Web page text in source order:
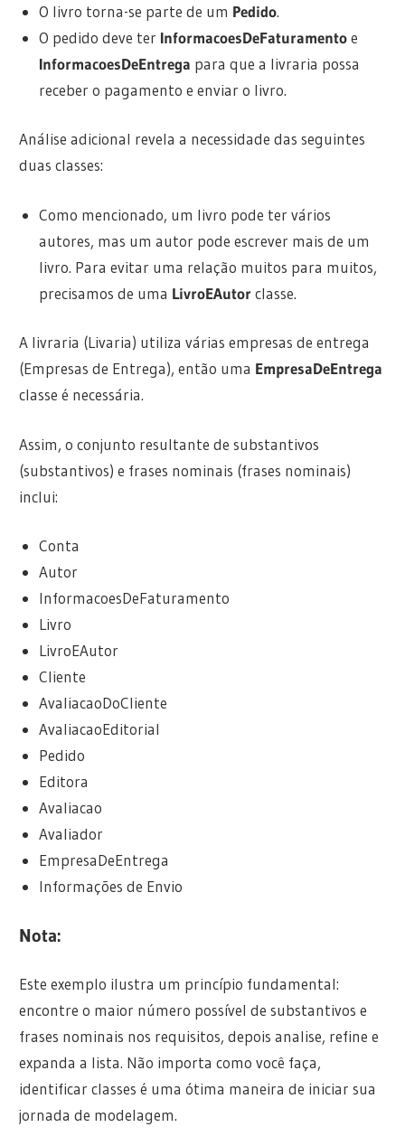
O livro torna-se parte de um Pedido.
O pedido deve ter InformacoesDeFaturamentoe
InformacoesDeEntrega para que a livraria possa
receber o pagamento e enviar o livro.
Análise adicional revela a necessidade das seguintes
duas classes:
Como mencionado, um livro pode ter vários
autores, mas um autor pode escrever mais de um
livro. Para evitar uma relação muitos para muitos,
precisamos de uma LivroEAutorclasse.
A livraria (Livaria) utiliza várias empresas de entrega
(Empresas de Entrega), então uma EmpresaDeEntrega
classe é necessária.
Assim, o conjunto resultante de substantivos
(substantivos) e frases nominais (frases nominais)
inclui:
Conta
Autor
InformacoesDeFaturamento
Livro
LivroEAutor
Cliente
AvaliacaoDoCliente
AvaliacaoEditorial
Pedido
Editora
Avaliacao
Avaliador
EmpresaDeEntrega
Informações de Envio
Nota:
Este exemplo ilustra um princípio fundamental:
encontre o maior número possível de substantivos e
frases nominais nos requisitos, depois analise, refine e
expanda a lista. Não importa como você faça,
identificar classes é uma ótima maneira de iniciar sua
jornada de modelagem.